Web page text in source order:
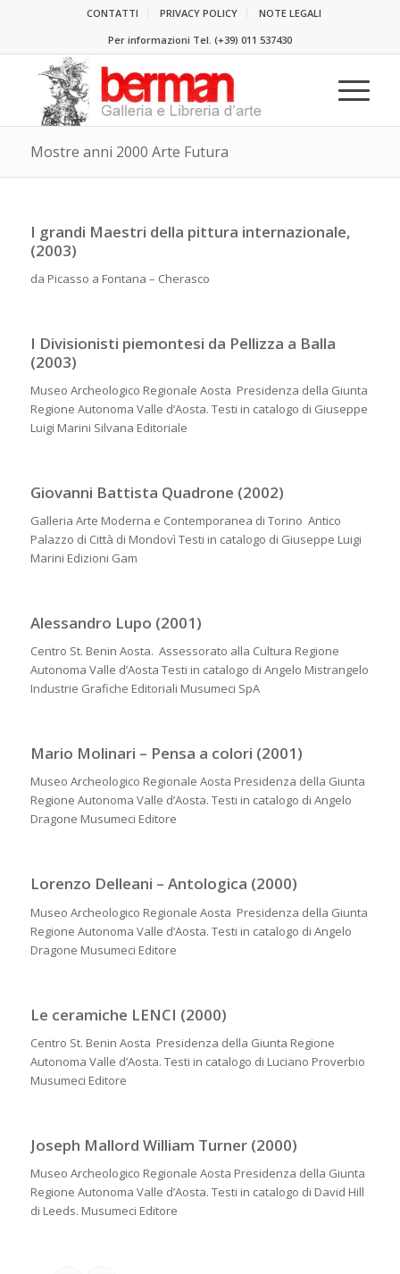
CONTATTI PRIVACY POLICY
NOTE LEGALI
Per informazioni Tel. (+39) 011 537430
Mostre anni 2000 Arte Futura
I grandi Maestri della pittura internazionale,
(2003)
da Picasso a Fontana – Cherasco
I Divisionisti piemontesi da Pellizza a Balla
(2003)
Museo Archeologico Regionale Aosta Presidenza della Giunta
Regione Autonoma Valle d’Aosta. Testi in catalogo di Giuseppe
Luigi Marini Silvana Editoriale
Giovanni Battista Quadrone (2002)
Galleria Arte Moderna e Contemporanea di Torino Antico
Palazzo di Città di Mondovì Testi in catalogo di Giuseppe Luigi
Marini Edizioni Gam
Alessandro Lupo (2001)
Centro St. Benin Aosta. Assessorato alla Cultura Regione
Autonoma Valle d’Aosta Testi in catalogo di Angelo Mistrangelo
Industrie Grafiche Editoriali Musumeci SpA
Mario Molinari – Pensa a colori (2001)
Museo Archeologico Regionale Aosta Presidenza della Giunta
Regione Autonoma Valle d’Aosta. Testi in catalogo di Angelo
Dragone Musumeci Editore
Lorenzo Delleani – Antologica (2000)
Museo Archeologico Regionale Aosta Presidenza della Giunta
Regione Autonoma Valle d’Aosta. Testi in catalogo di Angelo
Dragone Musumeci Editore
Le ceramiche LENCI (2000)
Centro St. Benin Aosta Presidenza della Giunta Regione
Autonoma Valle d’Aosta. Testi in catalogo di Luciano Proverbio
Musumeci Editore
Joseph Mallord William Turner (2000)
Museo Archeologico Regionale Aosta Presidenza della Giunta
Regione Autonoma Valle d’Aosta. Testi in catalogo di David Hill
di Leeds. Musumeci Editore